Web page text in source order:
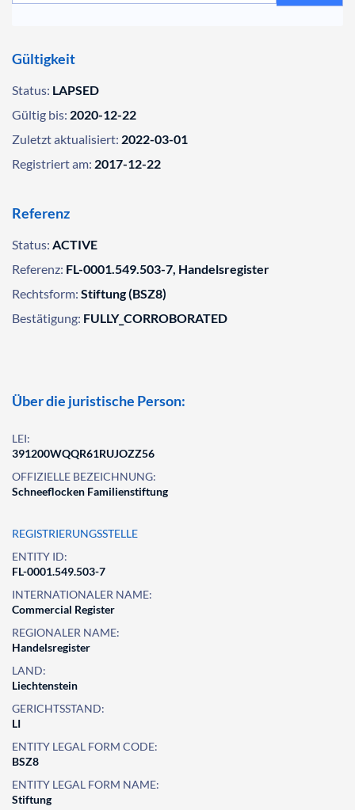
Gültigkeit
Status: LAPSED
Gültig bis: 2020-12-22
Zuletzt aktualisiert: 2022-03-01
Registriert am: 2017-12-22
Referenz
Status: ACTIVE
Referenz: FL-0001.549.503-7, Handelsregister
Rechtsform: Stiftung (BSZ8)
Bestätigung: FULLY_CORROBORATED
Über die juristische Person:
LEI:
391200WQQR61RUJOZZ56
OFFIZIELLE BEZEICHNUNG:
Schneeflocken Familienstiftung
REGISTRIERUNGSSTELLE
ENTITY ID:
FL-0001.549.503-7
INTERNATIONALER NAME:
Commercial Register
REGIONALER NAME:
Handelsregister
LAND:
Liechtenstein
GERICHTSSTAND:
LI
ENTITY LEGAL FORM CODE:
BSZ8
ENTITY LEGAL FORM NAME:
Stiftung